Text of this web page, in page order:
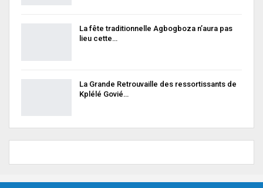
La fête traditionnelle Agbogboza n’aura pas
lieu cette…
La Grande Retrouvaille des ressortissants de
Kplélé Govié…